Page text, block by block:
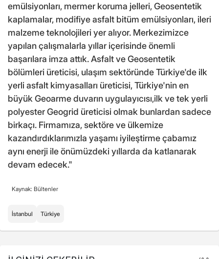
emülsiyonları, mermer koruma jelleri, Geosentetik
kaplamalar, modifiye asfalt bitüm emülsiyonları, ileri
malzeme teknolojileri yer alıyor. Merkezimizce
yapılan çalışmalarla yıllar içerisinde önemli
başarılara imza attık. Asfalt ve Geosentetik
bölümleri üreticisi, ulaşım sektöründe Türkiye'de ilk
yerli asfalt kimyasalları üreticisi, Türkiye'nin en
büyük Geoarme duvarın uygulayıcısı,ilk ve tek yerli
polyester Geogrid üreticisi olmak bunlardan sadece
birkaçı. Firmamıza, sektöre ve ülkemize
kazandırdıklarımızla yaşamı iyileştirme çabamız
aynı enerji ile önümüzdeki yıllarda da katlanarak
devam edecek."
Kaynak: Bültenler
İstanbul Türkiye